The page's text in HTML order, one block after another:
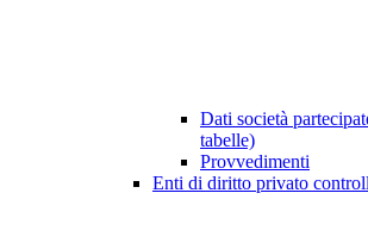
Dati società
tabelle)
Provvedimenti
Enti di diritto privato